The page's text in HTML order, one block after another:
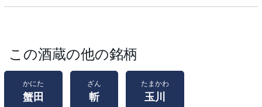
この酒蔵の他の銘柄
かにた
蟹田
ざん
斬
たまかわ
玉川